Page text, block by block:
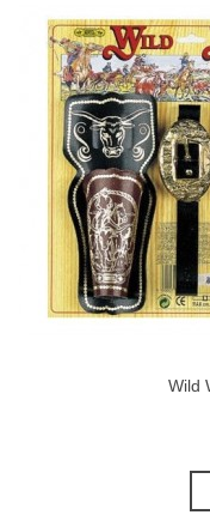
Wild